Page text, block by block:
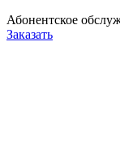
Абонентское
Заказать